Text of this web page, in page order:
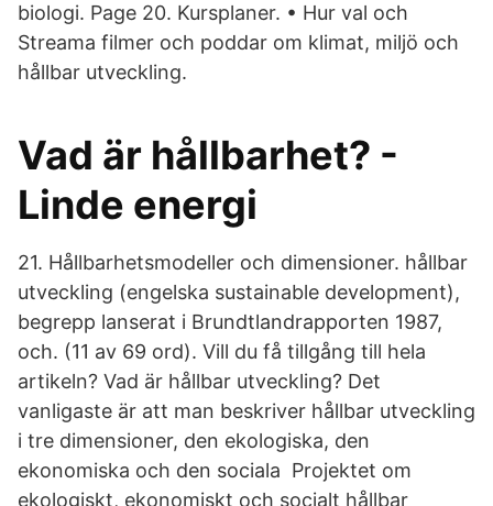
biologi. Page 20. Kursplaner. • Hur val och
Streama filmer och poddar om klimat, miljö och
hållbar utveckling.
Vad är hållbarhet? -
Linde energi
21. Hållbarhetsmodeller och dimensioner. hållbar
utveckling (engelska sustainable development),
begrepp lanserat i Brundtlandrapporten 1987,
och. (11 av 69 ord). Vill du få tillgång till hela
artikeln? Vad är hållbar utveckling? Det
vanligaste är att man beskriver hållbar utveckling
i tre dimensioner, den ekologiska, den
ekonomiska och den sociala Projektet om
ekologiskt, ekonomiskt och socialt hållbar